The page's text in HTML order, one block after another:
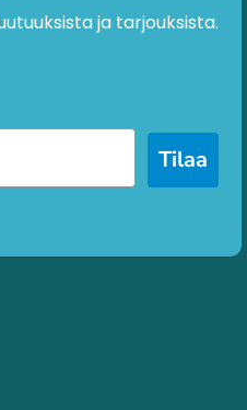
ja tarjouksista.
Tilaa